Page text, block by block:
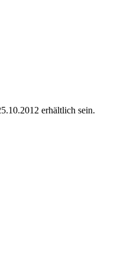
erhältlich sein.